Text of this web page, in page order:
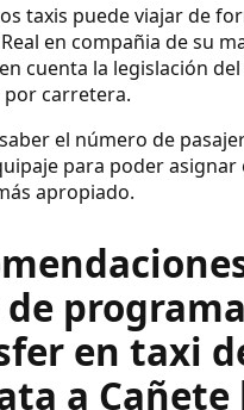
taxis puede viajar de
en compañia de su
cuenta la legislación
por carretera.
el número de
para poder asignar
apropiado.
en taxi
a Cañete